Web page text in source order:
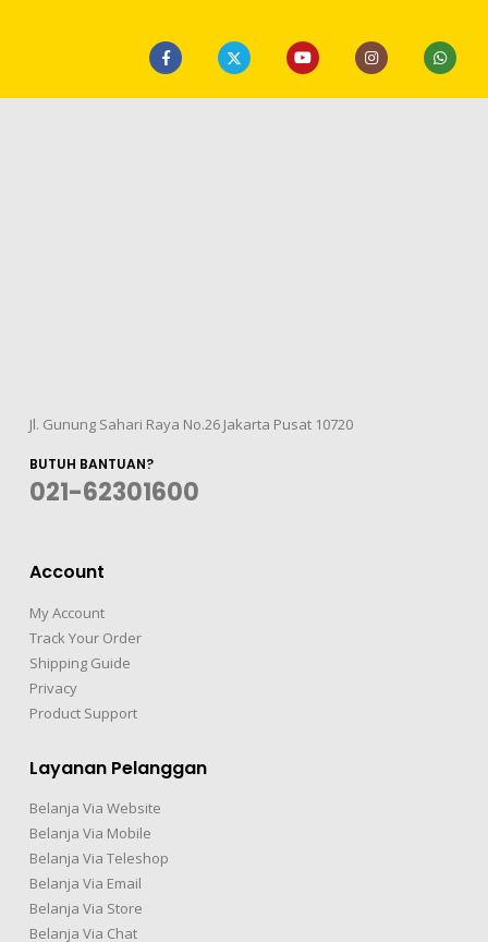
Jl. Gunung Sahari Raya No.26 Jakarta Pusat 10720
BUTUH BANTUAN?
021-62301600
Account
My Account
Track Your Order
Shipping Guide
Privacy
Product Support
Layanan Pelanggan
Belanja Via Website
Belanja Via Mobile
Belanja Via Teleshop
Belanja Via Email
Belanja Via Store
Belanja Via Chat